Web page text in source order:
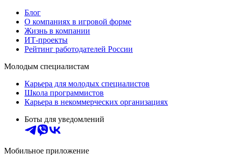
Блог
О компаниях в игровой форме
Жизнь в компании
ИТ-проекты
Рейтинг работодателей России
Молодым специалистам
Карьера для молодых специалистов
Школа программистов
Карьера в некоммерческих организациях
Боты для уведомлений
Мобильное приложение